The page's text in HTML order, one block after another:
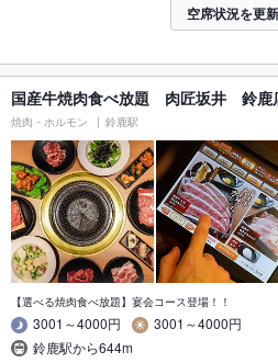
空席状況を更
国産牛焼肉食べ放題 肉匠坂井 鈴鹿
焼肉・ホルモン 鈴鹿駅
【選べる焼肉食べ放題】宴会コース登場！！
3001～4000円
3001～4000円
鈴鹿駅から644m